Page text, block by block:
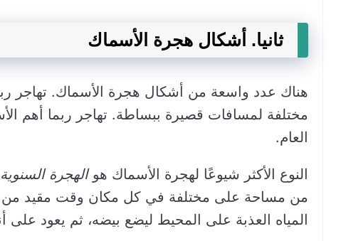
ثانيا. أشكال هجرة الأسماك
هناك عدد واسعة من أشكال هجرة الأسماك. تهاجر
مختلفة لمسافات قصيرة ببساطة. تهاجر ربما أهم
العام.
النوع الأكثر شيوعًا لهجرة الأسماك هوالهجرة السنوية
من مساحة على مختلفة في كل مكان وقت مقيد من
المياه العذبة على المحيط ليضع بيضه، ثم يعود على